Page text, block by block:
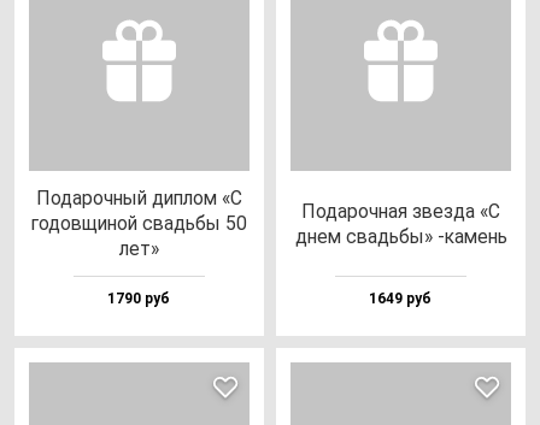
Пода­роч­ный дип­лом «С
го­дов­щи­ной свадь­бы 50
лет»
1790 руб
Пода­роч­ная звез­да «С
днем свадь­бы» -ка­мень
1649 руб